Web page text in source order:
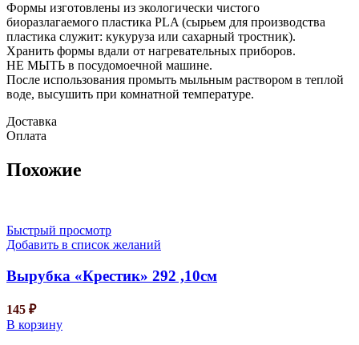
Формы изготовлены из экологически чистого
биоразлагаемого пластика PLA (сырьем для производства
пластика служит: кукуруза или сахарный тростник).
Хранить формы вдали от нагревательных приборов.
НЕ МЫТЬ в посудомоечной машине.
После использования промыть мыльным раствором в теплой
воде, высушить при комнатной температуре.
Доставка
Оплата
Похожие
Быстрый просмотр
Добавить в список желаний
Вырубка «Крестик» 292 ,10см
145 ₽
В корзину